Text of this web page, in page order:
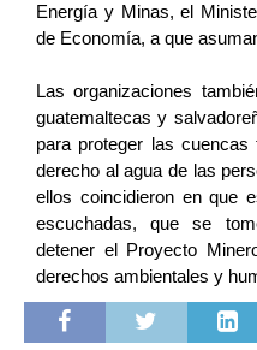
Energía y Minas, el
de Economía, a que
Las organizaciones
guatemaltecas y
para proteger las cuencas
derecho al agua de las
ellos coincidieron en que
escuchadas, que se
detener el Proyecto
derechos ambientales y